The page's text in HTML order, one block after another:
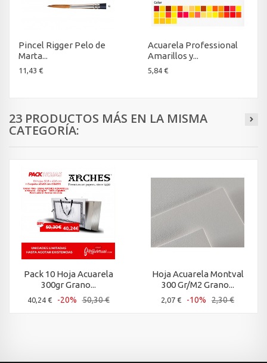
Pincel Rigger Pelo de
Marta...
11,43 €
Acuarela Professional
Amarillos y...
5,84 €
23 PRODUCTOS MÁS EN LA MISMA
CATEGORÍA:
Pack 10 Hoja Acuarela
300gr Grano...
40,24 € -20% 50,30 €
Hoja Acuarela Montval
300 Gr/M2 Grano...
2,07 € -10% 2,30 €